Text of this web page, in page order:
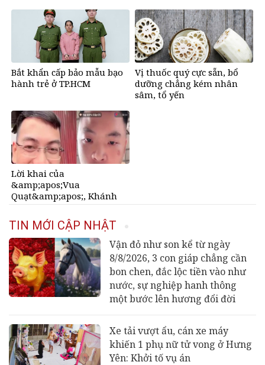
1 giờ sáng
Bắt khẩn cấp bảo mẫu bạo
hành trẻ ở TP.HCM
Vị thuốc quý cực sẵn, bổ
dưỡng chẳng kém nhân
sâm, tổ yến
Lời khai của
&amp;apos;Vua
Quạt&amp;apos;, Khánh
và Hồ Văn Khoa
TIN MỚI CẬP NHẬT
Vận đỏ như son kể từ ngày
8/8/2026, 3 con giáp chẳng cần
bon chen, đắc lộc tiền vào như
nước, sự nghiệp hanh thông
một bước lên hương đổi đời
Xe tải vượt ẩu, cán xe máy
khiến 1 phụ nữ tử vong ở Hưng
Yên: Khởi tố vụ án